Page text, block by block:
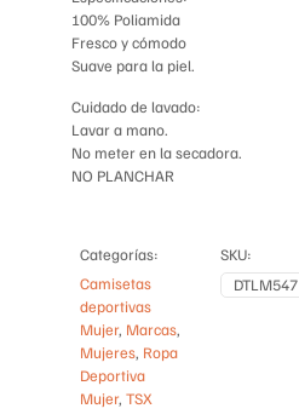
100% Poliamida
Fresco y cómodo
Suave para la piel.
Cuidado de lavado:
Lavar a mano.
No meter en la secadora.
NO PLANCHAR
Categorías:
Camisetas
deportivas
Mujer, Marcas,
Mujeres, Ropa
Deportiva
Mujer,TSX
SKU:
DTLM547